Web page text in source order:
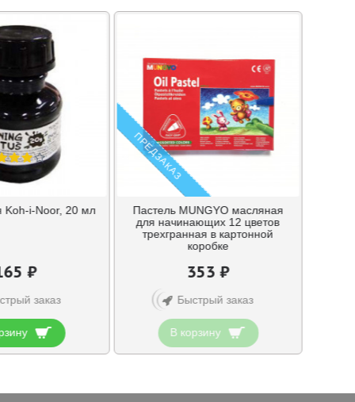
Koh-i-Noor, 20 мл
₽
заказ
ПРЕДЗАКАЗ
Пастель MUNGYO масляная
для начинающих 12 цветов
трехгранная в картонной
коробке
353 ₽
Быстрый заказ
В корзину